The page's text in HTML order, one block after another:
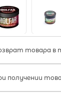
товара в
получении